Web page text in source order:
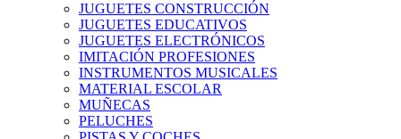
JUGUETES CONSTRUCCIÓN
JUGUETES EDUCATIVOS
JUGUETES ELECTRÓNICOS
IMITACIÓN PROFESIONES
INSTRUMENTOS MUSICALES
MATERIAL ESCOLAR
MUÑECAS
PELUCHES